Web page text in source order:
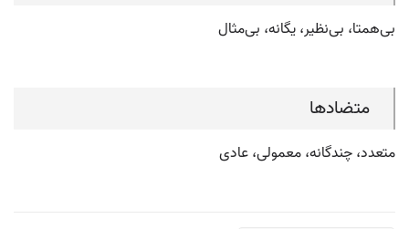
بی‌همتا، بی‌نظیر، یگانه، بی‌مثال
متضادها
متعدد، چندگانه، معمولی، عادی